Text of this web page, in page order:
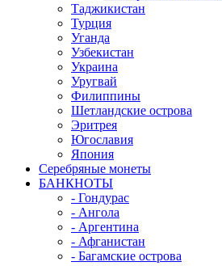
Таджикистан
Турция
Уганда
Узбекистан
Украина
Уругвай
Филиппины
Шетландские острова
Эритрея
Югославия
Япония
Серебряные монеты
БАНКНОТЫ
- Гондурас
- Ангола
- Аргентина
- Афганистан
- Багамские острова